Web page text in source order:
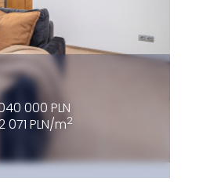
040 000 PLN
071 PLN/m2